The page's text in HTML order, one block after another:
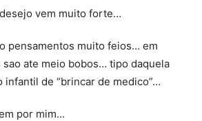
vem muito forte…
pensamentos muito feios… em
sao ate meio bobos… tipo daquela
infantil de “brincar de medico”…
por mim…